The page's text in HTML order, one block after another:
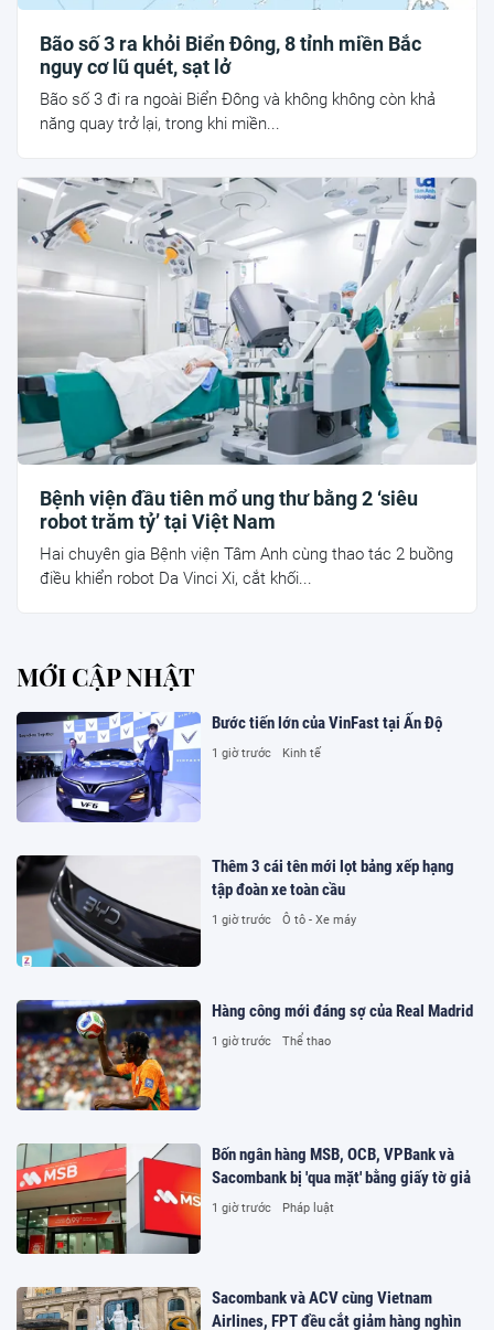
Bão số 3 ra khỏi Biển Đông, 8 tỉnh miền Bắc
nguy cơ lũ quét, sạt lở
Bão số 3 đi ra ngoài Biển Đông và không không còn khả
năng quay trở lại, trong khi miền...
Bệnh viện đầu tiên mổ ung thư bằng 2 ‘siêu
robot trăm tỷ’ tại Việt Nam
Hai chuyên gia Bệnh viện Tâm Anh cùng thao tác 2 buồng
điều khiển robot Da Vinci Xi, cắt khối...
MỚI CẬP NHẬT
Bước tiến lớn của VinFast tại Ấn Độ
1 giờ trước Kinh tế
Thêm 3 cái tên mới lọt bảng xếp hạng
tập đoàn xe toàn cầu
1 giờ trước Ô tô - Xe máy
Hàng công mới đáng sợ của Real Madrid
1 giờ trước Thể thao
Bốn ngân hàng MSB, OCB, VPBank và
Sacombank bị 'qua mặt' bằng giấy tờ giả
1 giờ trước Pháp luật
Sacombank và ACV cùng Vietnam
Airlines, FPT đều cắt giảm hàng nghìn